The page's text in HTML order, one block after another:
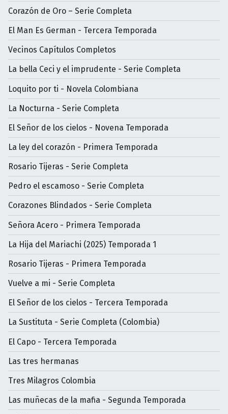
Corazón de Oro – Serie Completa
El Man Es German - Tercera Temporada
Vecinos Capítulos Completos
La bella Ceci y el imprudente - Serie Completa
Loquito por ti - Novela Colombiana
La Nocturna - Serie Completa
El Señor de los cielos - Novena Temporada
La ley del corazón - Primera Temporada
Rosario Tijeras - Serie Completa
Pedro el escamoso - Serie Completa
Corazones Blindados - Serie Completa
Señora Acero - Primera Temporada
La Hija del Mariachi (2025) Temporada 1
Rosario Tijeras - Primera Temporada
Vuelve a mi - Serie Completa
El Señor de los cielos - Tercera Temporada
La Sustituta - Serie Completa (Colombia)
El Capo - Tercera Temporada
Las tres hermanas
Tres Milagros Colombia
Las muñecas de la mafia - Segunda Temporada